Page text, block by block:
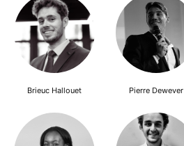
Brieuc Hallouet Pierre Dewever